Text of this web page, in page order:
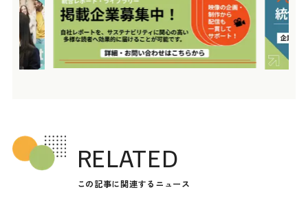
RELATED
この記事に関連するニュース